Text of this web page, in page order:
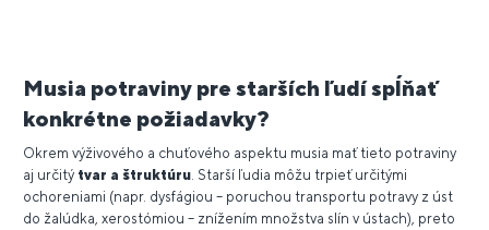
Musia potraviny pre starších ľudí spĺňať
konkrétne požiadavky?
Okrem výživového a chuťového aspektu musia mať tieto potraviny
aj určitý tvar a štruktúru . Starší ľudia môžu trpieť určitými
ochoreniami (napr. dysfágiou – poruchou transportu potravy z úst
do žalúdka, xerostómiou – znížením množstva slín v ústach), preto